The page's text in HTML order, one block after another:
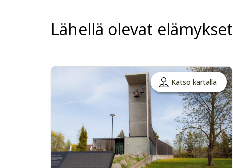
Lähellä olevat elämykset
Katso kartalla